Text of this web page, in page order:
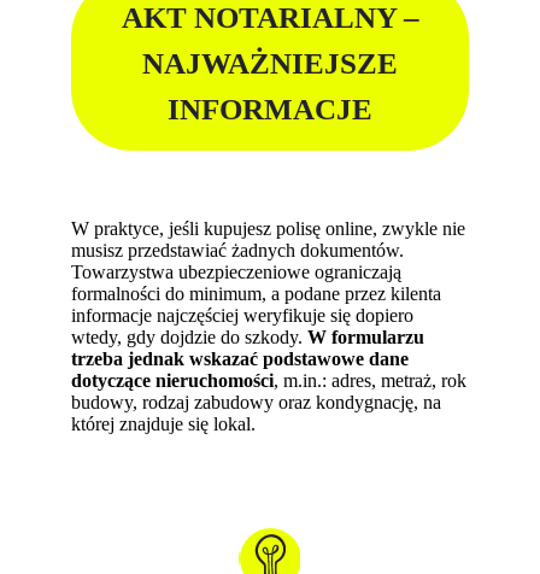
AKT NOTARIALNY –
NAJWAŻNIEJSZE
INFORMACJE
W praktyce, jeśli kupujesz polisę online, zwykle nie
musisz przedstawiać żadnych dokumentów.
Towarzystwa ubezpieczeniowe ograniczają
formalności do minimum, a podane przez kilenta
informacje najczęściej weryfikuje się dopiero
wtedy, gdy dojdzie do szkody.W formularzu
trzeba jednak wskazać podstawowe dane
dotyczące nieruchomości, m.in.: adres, metraż, rok
budowy, rodzaj zabudowy oraz kondygnację, na
której znajduje się lokal.